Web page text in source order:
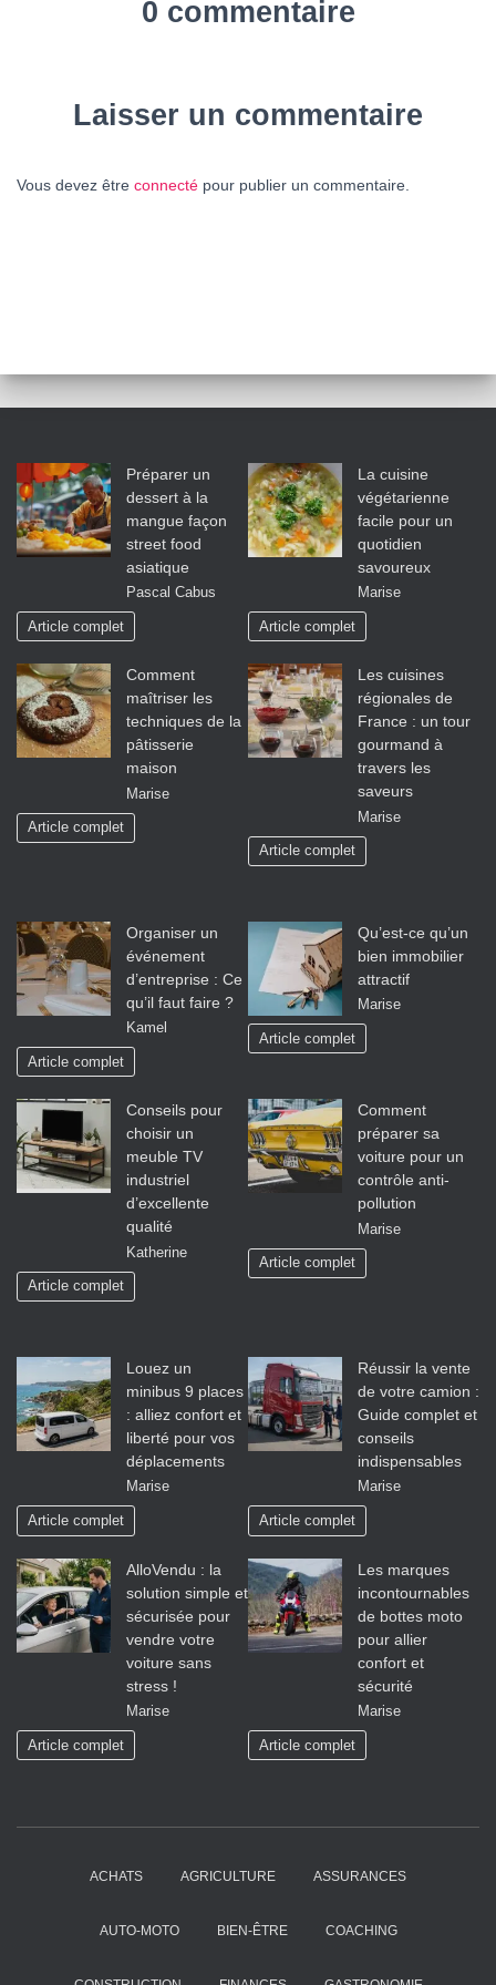
0 commentaire
Laisser un commentaire
Vous devez être connecté pour publier un commentaire.
Préparer un
dessert à la
mangue façon
street food
asiatique
Pascal Cabus
Article complet
La cuisine
végétarienne
facile pour un
quotidien
savoureux
Marise
Article complet
Comment
maîtriser les
techniques de la
pâtisserie
maison
Marise
Article complet
Les cuisines
régionales de
France : un tour
gourmand à
travers les
saveurs
Marise
Article complet
Organiser un
événement
d’entreprise : Ce
qu’il faut faire ?
Kamel
Article complet
Qu’est-ce qu’un
bien immobilier
attractif
Marise
Article complet
Conseils pour
choisir un
meuble TV
industriel
d’excellente
qualité
Katherine
Article complet
Comment
préparer sa
voiture pour un
contrôle anti-
pollution
Marise
Article complet
Louez un
minibus 9 places
: alliez confort et
liberté pour vos
déplacements
Marise
Article complet
Réussir la vente
de votre camion :
Guide complet et
conseils
indispensables
Marise
Article complet
AlloVendu : la
solution simple et
sécurisée pour
vendre votre
voiture sans
stress !
Marise
Article complet
Les marques
incontournables
de bottes moto
pour allier
confort et
sécurité
Marise
Article complet
ACHATS AGRICULTURE ASSURANCES
AUTO-MOTO BIEN-ÊTRE COACHING